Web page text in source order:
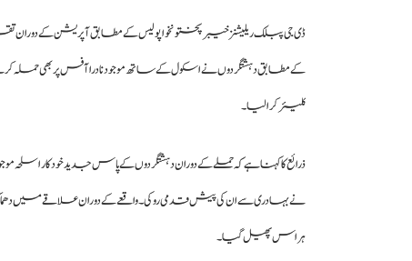
ڈی جی پبلک ریلیشنز خیبرپختونخوا پولیس کے مطابق آپریشن کے دوران
کے مطابق دہشتگردوں نے اسکول کے ساتھ موجود نادرا آفس پر بھی حملہ
کلیئر کرا لیا۔
ذرائع کا کہنا ہے کہ حملے کے دوران دہشتگردوں کے پاس جدید خودکار
نے بہادری سے ان کی پیش قدمی روکی۔ واقعے کے دوران علاقے میں
ہراس پھیل گیا۔